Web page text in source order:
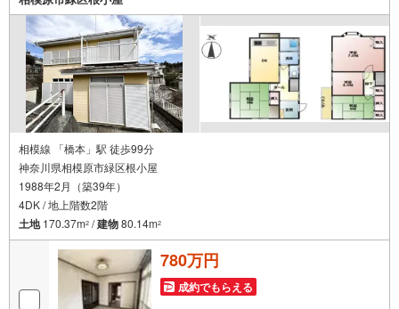
併せてご紹介可能ですのでお気軽にお問い合わせ下さい♪
駐車場もございますので、お車でのお越しも大歓迎です！
相模線 「橋本」駅 徒歩99分
神奈川県相模原市緑区根小屋
1988年2月（築39年）
4DK / 地上階数2階
土地170.37m2 /建物80.14m2
780万円
成約でもらえる